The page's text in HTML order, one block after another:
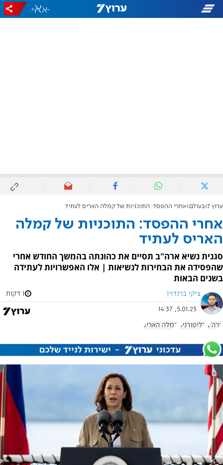
-
+
ערוץ 7 בעולם אחרי ההפסד: התוכניות של קמלה האריס לעתיד
אחרי ההפסד: התוכניות של קמלה
האריס לעתיד
סגנית נשיא ארה"ב תסיים את כהונתה בהמשך החודש אחרי
שהפסידה את הבחירות לנשיאות | אלו האפשרויות לעתידה
בשנים הבאות
ציקי ברנדוין 1 דקות
5.01.25, 14:37
ארה"ב קליפורניה קמלה האריס